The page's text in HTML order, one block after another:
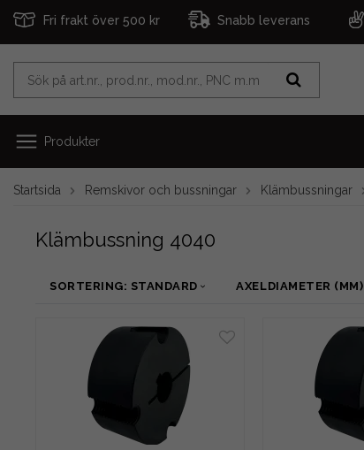
Fri frakt över 500 kr Snabb leverans
Produkter
Startsida Remskivor och bussningar Klämbussningar
Klämbussning 4040
SORTERING: STANDARD AXELDIAMETER (MM)